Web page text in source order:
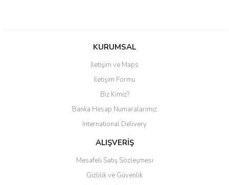
KURUMSAL
İletişim ve Maps
İletişim Formu
Biz Kimiz?
Banka Hesap Numaralarımız
International Delivery
ALIŞVERİŞ
Mesafeli Satış Sözleşmesi
Gizlilik ve Güvenlik